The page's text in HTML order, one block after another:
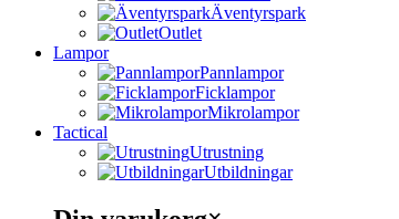
Äventyrspark
Outlet
Lampor
Pannlampor
Ficklampor
Mikrolampor
Tactical
Utrustning
Utbildningar
Varukorg